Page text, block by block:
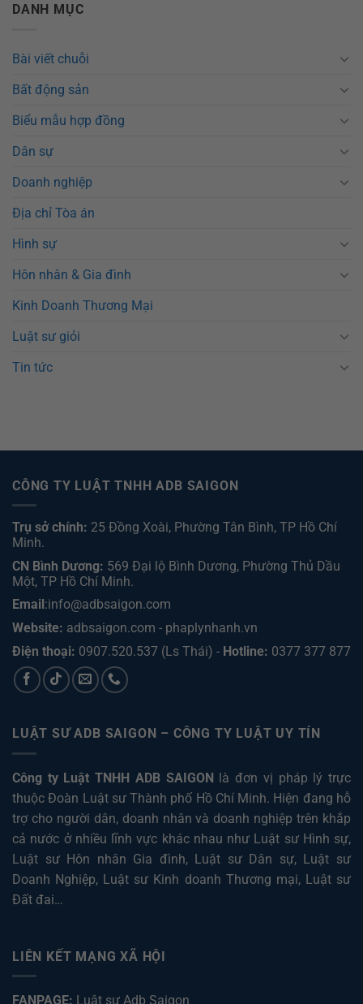
DANH MỤC
Bài viết chuỗi
Bất động sản
Biểu mẫu hợp đồng
Dân sự
Doanh nghiệp
Địa chỉ Tòa án
Hình sự
Hôn nhân & Gia đình
Kinh Doanh Thương Mại
Luật sư giỏi
Tin tức
CÔNG TY LUẬT TNHH ADB SAIGON
Trụ sở chính: 25 Đồng Xoài, Phường Tân Bình, TP Hồ Chí
Minh.
CN Bình Dương: 569 Đại lộ Bình Dương, Phường Thủ Dầu
Một, TP Hồ Chí Minh.
Email :info@adbsaigon.com
Website: adbsaigon.com - phaplynhanh.vn
Điện thoại: 0907.520.537 (Ls Thái) - Hotline: 0377 377 877
LUẬT SƯ ADB SAIGON – CÔNG TY LUẬT UY TÍN
Công ty Luật TNHH ADB SAIGONlà đơn vị pháp lý trực
thuộc Đoàn Luật sư Thành phố Hồ Chí Minh. Hiện đang hỗ
trợ cho người dân, doanh nhân và doanh nghiệp trên khắp
cả nước ở nhiều lĩnh vực khác nhau như Luật sư Hình sự,
Luật sư Hôn nhân Gia đình, Luật sư Dân sự, Luật sư
Doanh Nghiệp, Luật sư Kinh doanh Thương mại, Luật sư
Đất đai…
LIÊN KẾT MẠNG XÃ HỘI
FANPAGE: Luật sư Adb Saigon